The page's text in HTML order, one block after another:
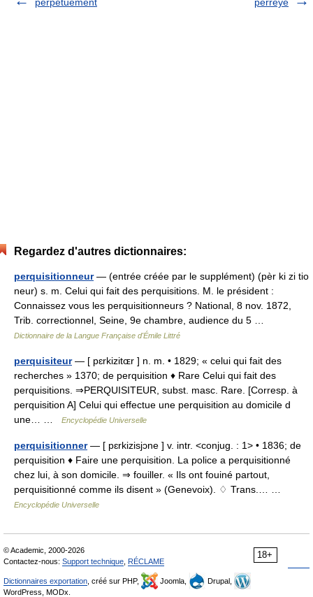
Regardez d'autres dictionnaires:
perquisitionneur— (entrée créée par le supplément) (pèr ki zi tio
neur) s. m. Celui qui fait des perquisitions. M. le président :
Connaissez vous les perquisitionneurs ? National, 8 nov. 1872,
Trib. correctionnel, Seine, 9e chambre, audience du 5 …
Dictionnaire de la Langue Française d'Émile Littré
perquisiteur— [ pɛrkizitɶr ] n. m. • 1829; « celui qui fait des
recherches » 1370; de perquisition ♦ Rare Celui qui fait des
perquisitions. ⇒PERQUISITEUR, subst. masc. Rare. [Corresp. à
perquisition A] Celui qui effectue une perquisition au domicile d
une… …
Encyclopédie Universelle
perquisitionner— [ pɛrkizisjɔne ] v. intr. <conjug. : 1> • 1836; de
perquisition ♦ Faire une perquisition. La police a perquisitionné
chez lui, à son domicile. ⇒ fouiller. « Ils ont fouiné partout,
perquisitionné comme ils disent » (Genevoix). ♢ Trans.… …
Encyclopédie Universelle
18+
© Academic, 2000-2026
Contactez-nous: Support technique RÉCLAME
Dictionnaires exportation , créé sur PHP, Joomla,
Drupal,
WordPress, MODx.